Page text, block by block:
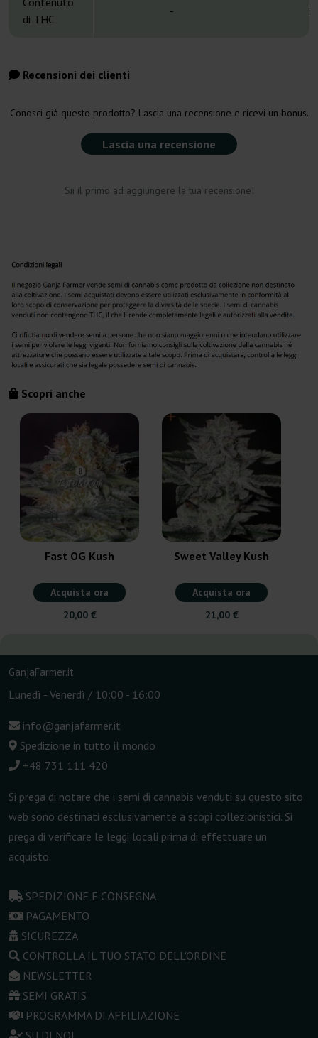
di THC
-
Recensioni dei clienti
Conosci già questo prodotto? Lascia una recensione e ricevi un bonus.
Lascia una recensione
Sii il primo ad aggiungere la tua recensione!
Scopri anche
Fast OG Kush
Acquista ora
20,00 €
Sweet Valley Kush
Acquista ora
21,00 €
GanjaFarmer.it
Lunedì - Venerdì / 10:00 - 16:00
info@ganjafarmer.it
Spedizione in tutto il mondo
+48 731 111 420
Si prega di notare che i semi di cannabis venduti su questo sito
web sono destinati esclusivamente a scopi collezionistici. Si
prega di verificare le leggi locali prima di effettuare un
acquisto.
SPEDIZIONE E CONSEGNA
PAGAMENTO
SICUREZZA
CONTROLLA IL TUO STATO DELL'ORDINE
NEWSLETTER
SEMI GRATIS
PROGRAMMA DI AFFILIAZIONE